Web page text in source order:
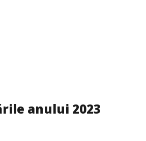
anului 2023